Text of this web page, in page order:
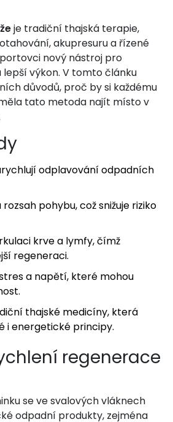
je tradiční thajská terapie,
akupresuru a řízené
nový nástroj pro
výkon. V tomto článku
důvodů, proč by si každému
tato metoda najít místo v
odplavování odpadních
pohybu, což snižuje riziko
krve a lymfy, čímž
regeneraci.
a napětí, které mohou
thajské medicíny, která
i energetické principy.
regenerace
se ve svalových vláknech
odpadní produkty, zejména